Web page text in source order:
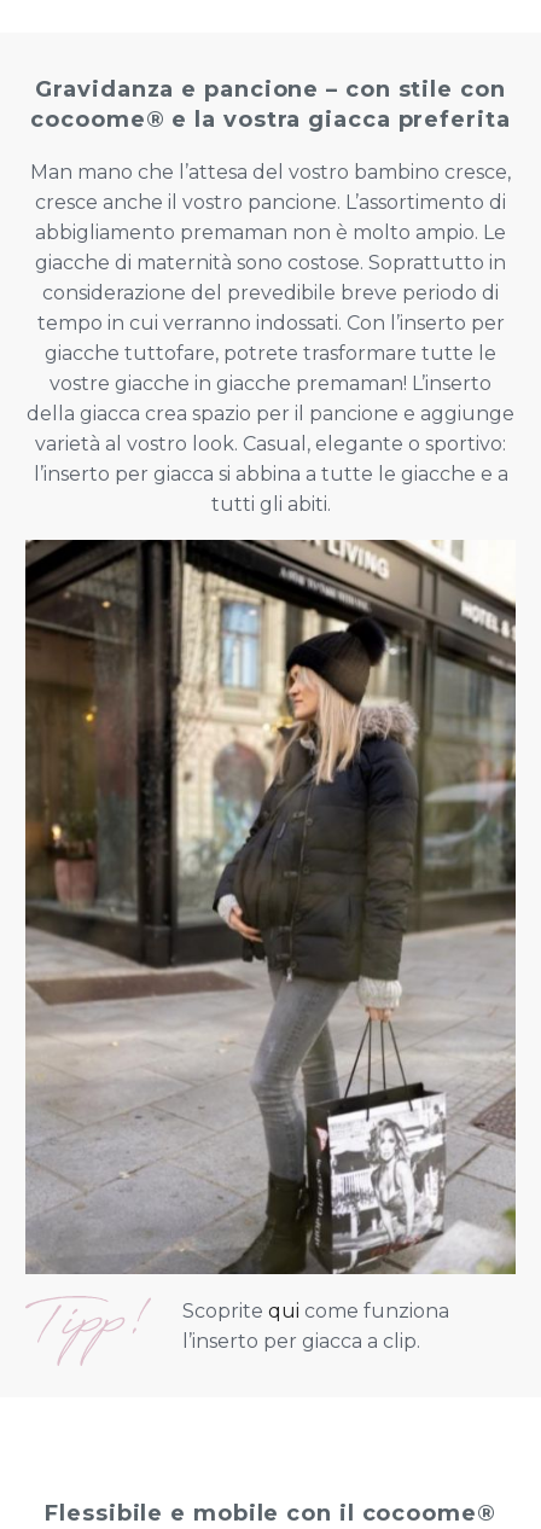
Gravidanza e pancione – con stile con
cocoome® e la vostra giacca preferita
Man mano che l’attesa del vostro bambino cresce,
cresce anche il vostro pancione. L’assortimento di
abbigliamento premaman non è molto ampio. Le
giacche di maternità sono costose. Soprattutto in
considerazione del prevedibile breve periodo di
tempo in cui verranno indossati. Con l’inserto per
giacche tuttofare, potrete trasformare tutte le
vostre giacche in giacche premaman! L’inserto
della giacca crea spazio per il pancione e aggiunge
varietà al vostro look. Casual, elegante o sportivo:
l’inserto per giacca si abbina a tutte le giacche e a
tutti gli abiti.
Scoprite qui come funziona
l’inserto per giacca a clip.
Flessibile e mobile con il cocoome®